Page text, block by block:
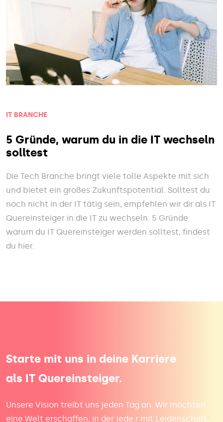
IT BRANCHE
5 Gründe, warum du in die IT wechseln
solltest
Die Tech Branche bringt viele tolle Aspekte mit sich
und bietet ein großes Zukunftspotential. Solltest du
noch nicht in der IT tätig sein, empfehlen wir dir als IT
Quereinsteiger in die IT zu wechseln. 5 Gründe
warum du IT Quereinsteiger werden solltest, findest
du hier.
Starte mit uns in deine Karriere
als IT Quereinsteiger.
Unsere Vision treibt uns jeden Tag an. Wir möchten
eine Welt erschaffen, in der jede:r mit Leidenschaft,